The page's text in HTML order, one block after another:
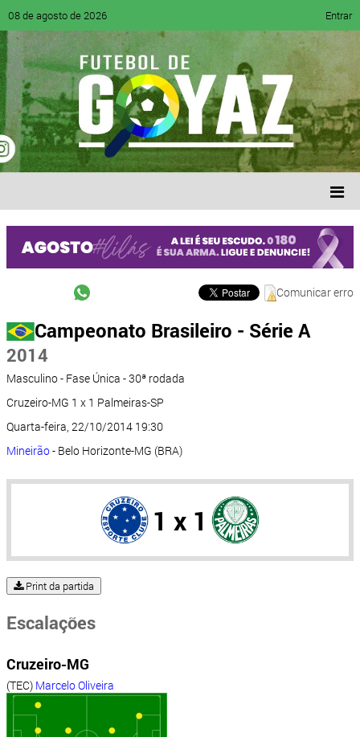
08 de agosto de 2026 Entrar
Comunicar erro
Campeonato Brasileiro - Série A
2014
Masculino - Fase Única - 30ª rodada
Cruzeiro-MG 1 x 1 Palmeiras-SP
Quarta-feira, 22/10/2014 19:30
Mineirão- Belo Horizonte-MG (BRA)
1 x 1
Print da partida
Escalações
Cruzeiro-MG
(TEC) Marcelo Oliveira